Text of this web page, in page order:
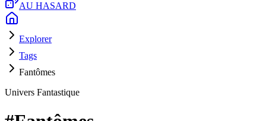
AU HASARD
Explorer
Tags
Fantômes
Univers Fantastique